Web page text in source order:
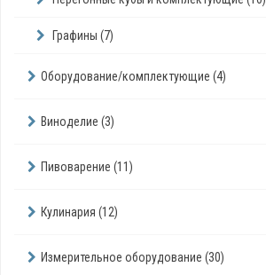
Графины (7)
Оборудование/комплектующие (4)
Виноделие (3)
Пивоварение (11)
Кулинария (12)
Измерительное оборудование (30)